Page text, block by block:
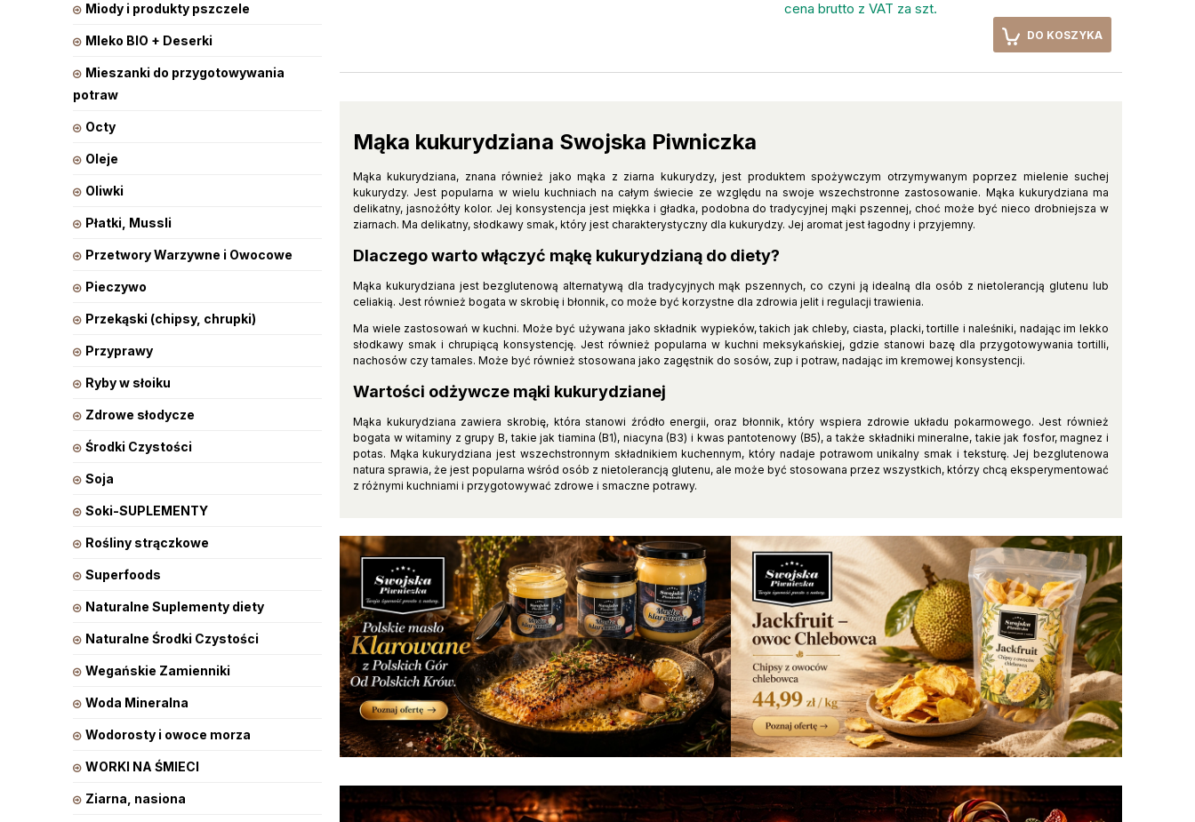
Miody i produkty pszczele
Mleko BIO + Deserki
Mieszanki do przygotowywania
potraw
Octy
Oleje
Oliwki
Płatki, Mussli
Przetwory Warzywne i Owocowe
Pieczywo
Przekąski (chipsy, chrupki)
Przyprawy
Ryby w słoiku
Zdrowe słodycze
Środki Czystości
Soja
Soki-SUPLEMENTY
Rośliny strączkowe
Superfoods
Naturalne Suplementy diety
Naturalne Środki Czystości
Wegańskie Zamienniki
Woda Mineralna
Wodorosty i owoce morza
WORKI NA ŚMIECI
Ziarna, nasiona
cena brutto z VAT za szt.
DO KOSZYKA
Mąka kukurydziana Swojska Piwniczka
Mąka kukurydziana, znana również jako mąka z ziarna kukurydzy, jest produktem spożywczym otrzymywanym poprzez mielenie suchej
kukurydzy. Jest popularna w wielu kuchniach na całym świecie ze względu na swoje wszechstronne zastosowanie. Mąka kukurydziana ma
delikatny, jasnożółty kolor. Jej konsystencja jest miękka i gładka, podobna do tradycyjnej mąki pszennej, choć może być nieco drobniejsza w
ziarnach. Ma delikatny, słodkawy smak, który jest charakterystyczny dla kukurydzy. Jej aromat jest łagodny i przyjemny.
Dlaczego warto włączyć mąkę kukurydzianą do diety?
Mąka kukurydziana jest bezglutenową alternatywą dla tradycyjnych mąk pszennych, co czyni ją idealną dla osób z nietolerancją glutenu lub
celiakią. Jest również bogata w skrobię i błonnik, co może być korzystne dla zdrowia jelit i regulacji trawienia.
Ma wiele zastosowań w kuchni. Może być używana jako składnik wypieków, takich jak chleby, ciasta, placki, tortille i naleśniki, nadając im lekko
słodkawy smak i chrupiącą konsystencję. Jest również popularna w kuchni meksykańskiej, gdzie stanowi bazę dla przygotowywania tortilli,
nachosów czy tamales. Może być również stosowana jako zagęstnik do sosów, zup i potraw, nadając im kremowej konsystencji.
Wartości odżywcze mąki kukurydzianej
Mąka kukurydziana zawiera skrobię, która stanowi źródło energii, oraz błonnik, który wspiera zdrowie układu pokarmowego. Jest również
bogata w witaminy z grupy B, takie jak tiamina (B1), niacyna (B3) i kwas pantotenowy (B5), a także składniki mineralne, takie jak fosfor, magnez i
potas. Mąka kukurydziana jest wszechstronnym składnikiem kuchennym, który nadaje potrawom unikalny smak i teksturę. Jej bezglutenowa
natura sprawia, że jest popularna wśród osób z nietolerancją glutenu, ale może być stosowana przez wszystkich, którzy chcą eksperymentować
z różnymi kuchniami i przygotowywać zdrowe i smaczne potrawy.